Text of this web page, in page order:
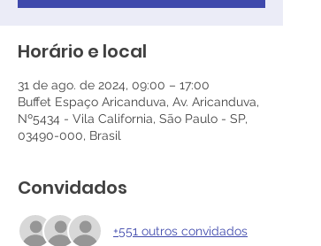
Horário e local
31 de ago. de 2024, 09:00 – 17:00
Buffet Espaço Aricanduva, Av. Aricanduva,
Nº5434 - Vila California, São Paulo - SP,
03490-000, Brasil
Convidados
+551 outros convidados